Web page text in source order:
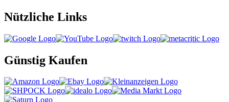
Nützliche Links
Günstig Kaufen